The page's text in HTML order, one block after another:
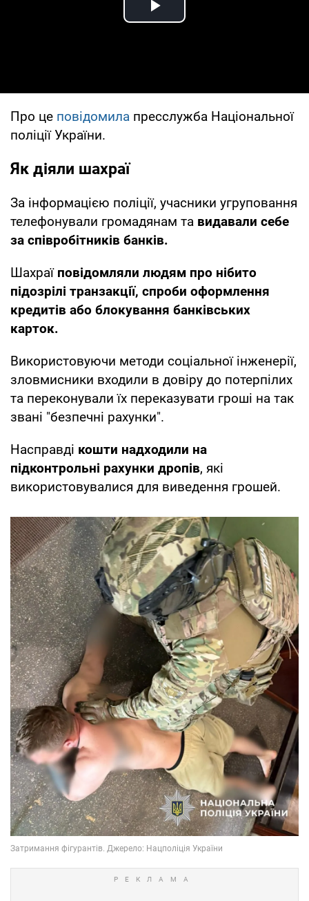
Play Video
Про це повідомила пресслужба Національної
поліції України.
Як діяли шахраї
За інформацією поліції, учасники угруповання
телефонували громадянам та видавали себе
за співробітників банків.
Шахраї повідомляли людям про нібито
підозрілі транзакції, спроби оформлення
кредитів або блокування банківських
карток.
Використовуючи методи соціальної інженерії,
зловмисники входили в довіру до потерпілих
та переконували їх переказувати гроші на так
звані "безпечні рахунки".
Насправді кошти надходили на
підконтрольні рахунки дропів, які
використовувалися для виведення грошей.